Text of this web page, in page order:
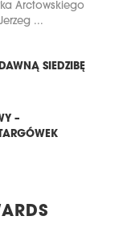
Arctowskiego
...
SIEDZIBĘ
–